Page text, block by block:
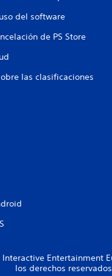
del software
de PS Store
las clasificaciones
Interactive Entertainment
los derechos